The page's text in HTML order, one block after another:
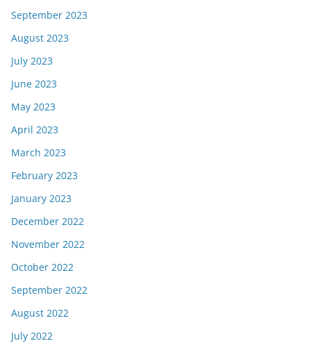
September 2023
August 2023
July 2023
June 2023
May 2023
April 2023
March 2023
February 2023
January 2023
December 2022
November 2022
October 2022
September 2022
August 2022
July 2022